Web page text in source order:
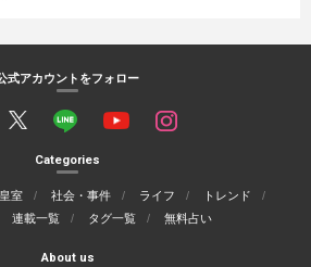
式アカウントをフォロー
Categories
皇室 社会・事件 ライフ
トレンド
連載一覧 タグ一覧 無料占い
About us